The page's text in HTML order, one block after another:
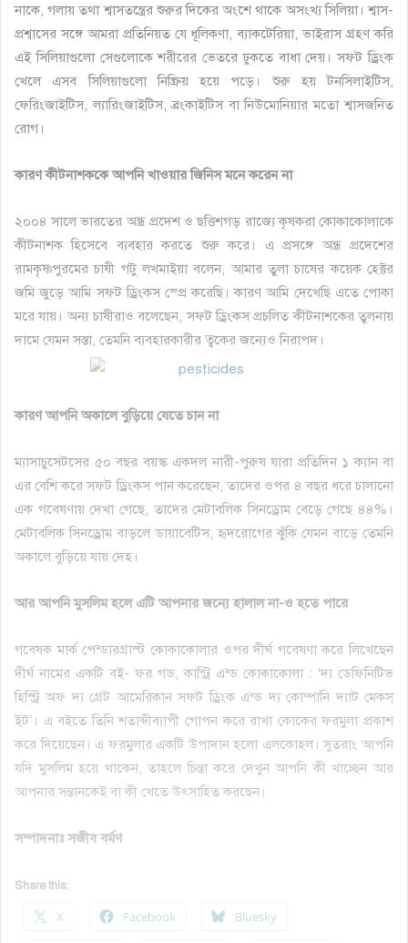
নাকে, গলায় তথা শ্বাসতন্ত্রের শুরুর দিকের অংশে থাকে অসংখ্য সিলিয়া। শ্বাস-
প্রশ্বাসের সঙ্গে আমরা প্রতিনিয়ত যে ধূলিকণা, ব্যাকটেরিয়া, ভাইরাস গ্রহণ করি
এই সিলিয়াগুলো সেগুলোকে শরীরের ভেতরে ঢুকতে বাধা দেয়। সফট ড্রিংক
খেলে এসব সিলিয়াগুলো নিষ্ক্রিয় হয়ে পড়ে। শুরু হয় টনসিলাইটিস,
ফেরিংজাইটিস, ল্যারিংজাইটিস, ব্রংকাইটিস বা নিউমোনিয়ার মতো শ্বাসজনিত
রোগ।
কারণ কীটনাশককে আপনি খাওয়ার জিনিস মনে করেন না
২০০৪ সালে ভারতের অন্ধ্র প্রদেশ ও ছত্তিশগড় রাজ্যে কৃষকরা কোকাকোলাকে
কীটনাশক হিসেবে ব্যবহার করতে শুরু করে। এ প্রসঙ্গে অন্ধ্র প্রদেশের
রামকৃষ্ণপুরমের চাষী গটু লখমাইয়া বলেন, আমার তুলা চাষের কয়েক হেক্টর
জমি জুড়ে আমি সফট ড্রিংকস স্প্রে করেছি। কারণ আমি দেখেছি এতে পোকা
মরে যায়। অন্য চাষীরাও বলেছেন, সফট ড্রিংকস প্রচলিত কীটনাশকের তুলনায়
দামে যেমন সস্তা, তেমনি ব্যবহারকারীর ত্বকের জন্যেও নিরাপদ।
কারণ আপনি অকালে বুড়িয়ে যেতে চান না
ম্যাসাচুসেটসের ৫০ বছর বয়স্ক একদল নারী-পুরুষ যারা প্রতিদিন ১ ক্যান বা
এর বেশি করে সফট ড্রিংকস পান করেছেন, তাদের ওপর ৪ বছর ধরে চালানো
এক গবেষণায় দেখা গেছে, তাদের মেটাবলিক সিনড্রোম বেড়ে গেছে ৪৪%।
মেটাবলিক সিনড্রোম বাড়লে ডায়াবেটিস, হৃদরোগের ঝুঁকি যেমন বাড়ে তেমনি
অকালে বুড়িয়ে যায় দেহ।
আর আপনি মুসলিম হলে এটি আপনার জন্যে হালাল না-ও হতে পারে
গবেষক মার্ক পেন্ডারগ্রাস্ট কোকাকোলার ওপর দীর্ঘ গবেষণা করে লিখেছেন
দীর্ঘ নামের একটি বই- ফর গড, কান্ট্রি এন্ড কোকাকোলা : ‘দ্য ডেফিনিটিভ
হিস্ট্রি অফ দ্য গ্রেট আমেরিকান সফট ড্রিংক এন্ড দ্য কোম্পানি দ্যাট মেকস্
ইট’। এ বইতে তিনি শতাব্দীব্যাপী গোপন করে রাখা কোকের ফরমুলা প্রকাশ
করে দিয়েছেন। এ ফরমুলার একটি উপাদান হলো এলকোহল। সুতরাং আপনি
যদি মুসলিম হয়ে থাকেন, তাহলে চিন্তা করে দেখুন আপনি কী খাচ্ছেন আর
আপনার সন্তানকেই বা কী খেতে উৎসাহিত করছেন।
সম্পাদনাঃ সজীব বর্মণ
Share this:
X Facebook Bluesky